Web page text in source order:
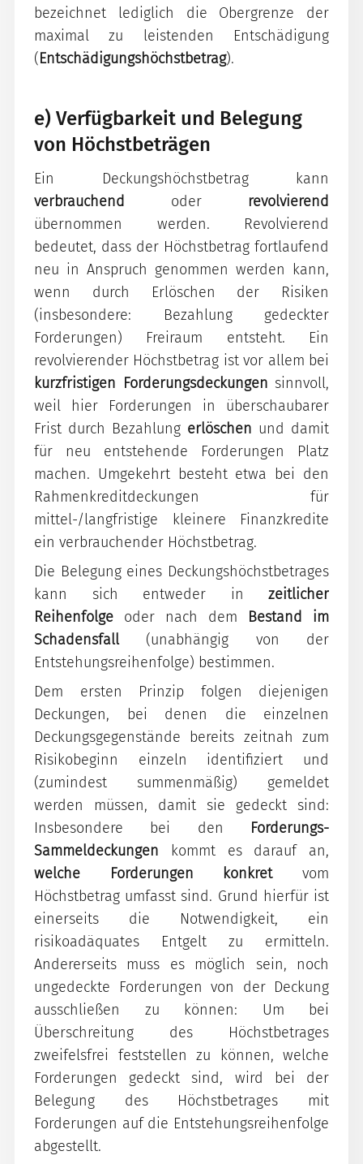
bezeichnet lediglich die Obergrenze der
maximal zu leistenden Entschädigung
(Entschädigungshöchstbetrag).
e) Verfügbarkeit und Belegung
von Höchstbeträgen
Ein Deckungshöchstbetrag kann
verbrauchend
oder revolvierend
übernommen werden. Revolvierend
bedeutet, dass der Höchstbetrag fortlaufend
neu in Anspruch genommen werden kann,
wenn durch Erlöschen der Risiken
(insbesondere: Bezahlung gedeckter
Forderungen) Freiraum entsteht. Ein
revolvierender Höchstbetrag ist vor allem bei
kurzfristigen Forderungsdeckungen sinnvoll,
weil hier Forderungen in überschaubarer
Frist durch Bezahlung erlöschen und damit
für neu entstehende Forderungen Platz
machen. Umgekehrt besteht etwa bei den
Rahmenkreditdeckungen für
mittel-/langfristige kleinere Finanzkredite
ein verbrauchender Höchstbetrag.
Die Belegung eines Deckungshöchstbetrages
kann sich entweder in zeitlicher
Reihenfolge oder nach dem Bestand im
Schadensfall(unabhängig von der
Entstehungsreihenfolge) bestimmen.
Dem ersten Prinzip folgen diejenigen
Deckungen, bei denen die einzelnen
Deckungsgegenstände bereits zeitnah zum
Risikobeginn einzeln identifiziert und
(zumindest summenmäßig) gemeldet
werden müssen, damit sie gedeckt sind:
Insbesondere bei den Forderungs-
Sammeldeckungen kommt es darauf an,
welche Forderungen konkretvom
Höchstbetrag umfasst sind. Grund hierfür ist
einerseits die Notwendigkeit, ein
risikoadäquates Entgelt zu ermitteln.
Andererseits muss es möglich sein, noch
ungedeckte Forderungen von der Deckung
ausschließen zu können: Um bei
Überschreitung des Höchstbetrages
zweifelsfrei feststellen zu können, welche
Forderungen gedeckt sind, wird bei der
Belegung des Höchstbetrages mit
Forderungen auf die Entstehungsreihenfolge
abgestellt.